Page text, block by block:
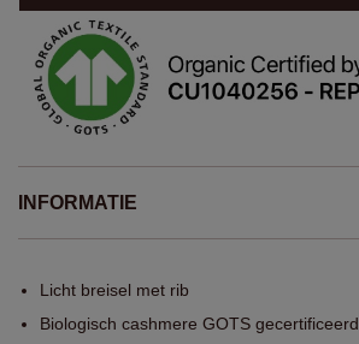
INFORMATIE
Licht breisel met rib
Biologisch cashmere GOTS gecertificeerd